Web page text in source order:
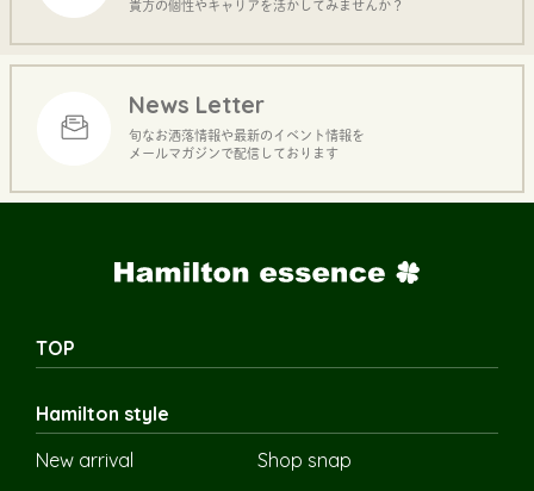
貴方の個性やキャリアを活かしてみませんか？
News Letter
旬なお洒落情報や最新のイベント情報を
メールマガジンで配信しております
TOP
Hamilton style
New arrival
Shop snap